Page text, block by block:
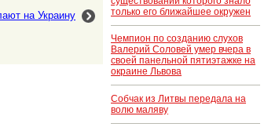
на Украину
только его ближайшее окружен
Чемпион по созданию слухов
Валерий Соловей умер вчера в
своей панельной пятиэтажке на
окраине Львова
Собчак из Литвы передала на
волю маляву